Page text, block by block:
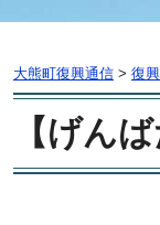
大熊町復興通信 > 復
【げん